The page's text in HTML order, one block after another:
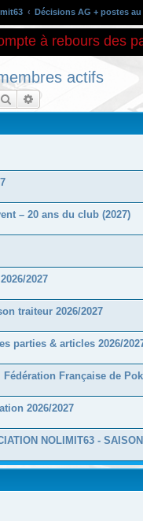
Décisions AG + postes
à rebours des
actifs
Rechercher
– 20 ans du club (2027)
2027
traiteur 2026/2027
parties & articles 2026/
Française de
2026/2027
NOLIMIT63 -